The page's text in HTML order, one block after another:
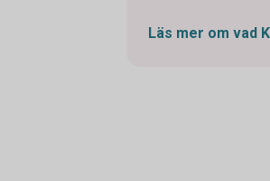
Läs mer om vad